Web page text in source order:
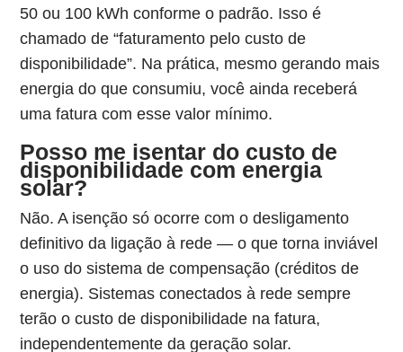
50 ou 100 kWh conforme o padrão. Isso é
chamado de “faturamento pelo custo de
disponibilidade”. Na prática, mesmo gerando mais
energia do que consumiu, você ainda receberá
uma fatura com esse valor mínimo.
Posso me isentar do custo de
disponibilidade com energia
solar?
Não. A isenção só ocorre com o desligamento
definitivo da ligação à rede — o que torna inviável
o uso do sistema de compensação (créditos de
energia). Sistemas conectados à rede sempre
terão o custo de disponibilidade na fatura,
independentemente da geração solar.